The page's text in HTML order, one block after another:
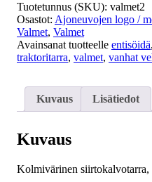
Tuotetunnus (SKU): valmet2
Osastot: Ajoneuvojen logo /
Valmet, Valmet
Avainsanat tuotteelle entisöidä,
traktoritarra, valmet, vanhat
Kuvaus Lisätiedot
Kuvaus
Kolmivärinen siirtokalvotarra,